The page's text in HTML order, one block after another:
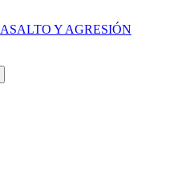
ASALTO Y AGRESIÓN